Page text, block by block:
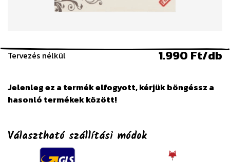
Tervezés nélkül 1.990 Ft/db
Jelenleg ez a termék elfogyott, kérjük böngéssz a
hasonló termékek között!
Választható szállítási módok